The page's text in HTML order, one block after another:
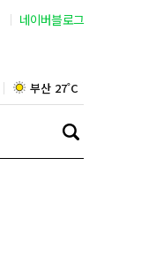
네이버블로그
대구 25˚C
인천 29˚C